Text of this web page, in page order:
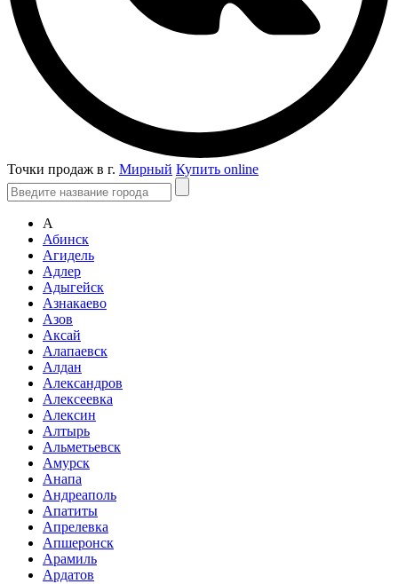
Точки продаж в г. Мирный Купить online
А
Абинск
Агидель
Адлер
Адыгейск
Азнакаево
Азов
Аксай
Алапаевск
Алдан
Александров
Алексеевка
Алексин
Алтырь
Альметьевск
Амурск
Анапа
Андреаполь
Апатиты
Апрелевка
Апшеронск
Арамиль
Ардатов